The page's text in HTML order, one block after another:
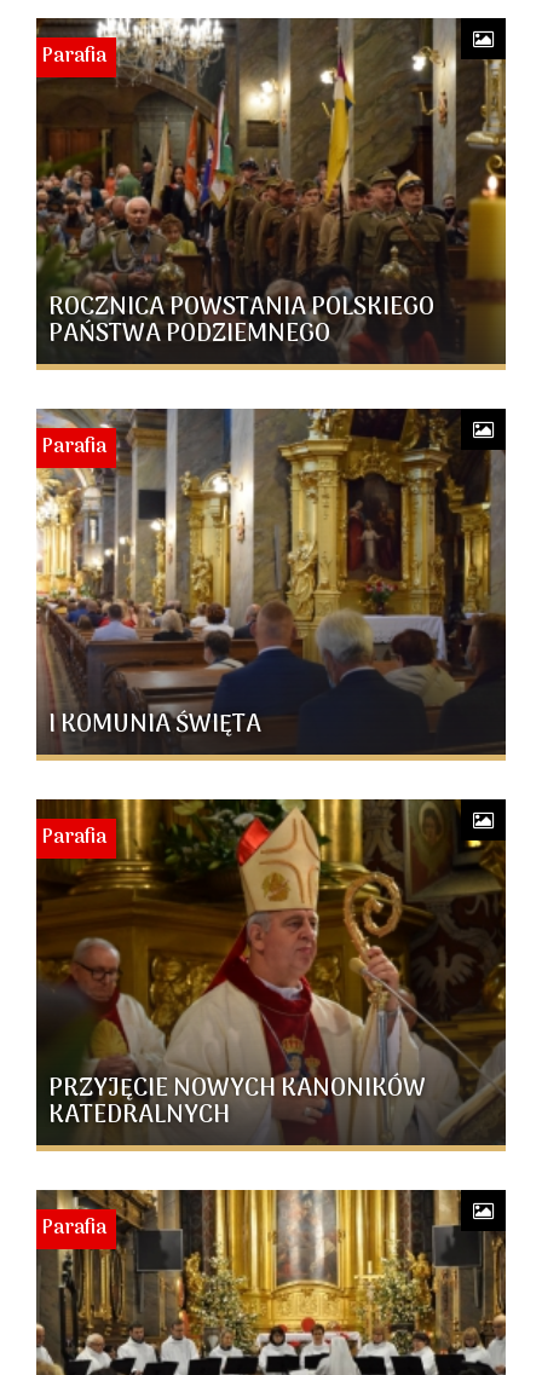
ROCZNICA POWSTANIA POLSKIEGO
PAŃSTWA PODZIEMNEGO
Parafia
I KOMUNIA ŚWIĘTA
Parafia
PRZYJĘCIE NOWYCH KANONIKÓW
KATEDRALNYCH
Parafia
Parafia